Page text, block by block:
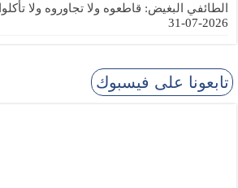
الطائفي البغيض: قاطعوه ولا تجاوروه ولا
2026-07-31
تابعونا على فيسبوك